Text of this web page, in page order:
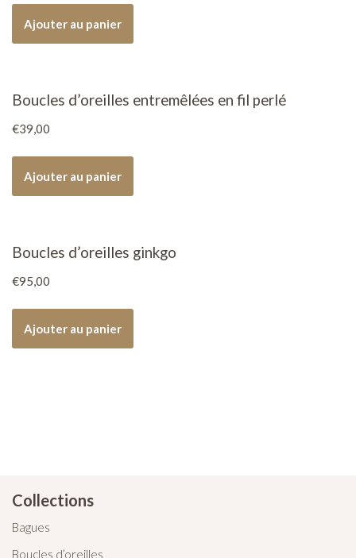
Ajouter au panier
Boucles d’oreilles entremêlées en fil perlé
€39,00
Ajouter au panier
Boucles d’oreilles ginkgo
€95,00
Ajouter au panier
Collections
Bagues
Boucles d’oreilles